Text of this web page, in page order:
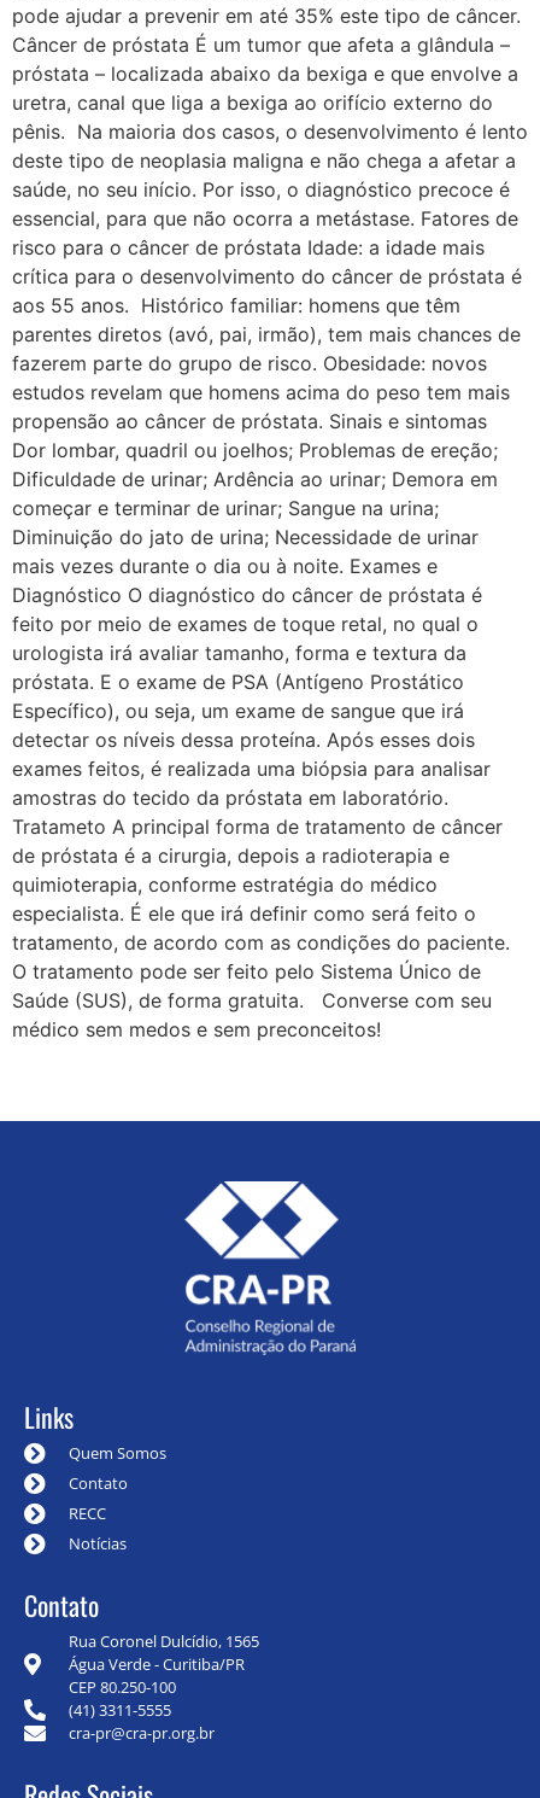
pode ajudar a prevenir em até 35% este tipo de câncer.
Câncer de próstata É um tumor que afeta a glândula –
próstata – localizada abaixo da bexiga e que envolve a
uretra, canal que liga a bexiga ao orifício externo do
pênis. Na maioria dos casos, o desenvolvimento é lento
deste tipo de neoplasia maligna e não chega a afetar a
saúde, no seu início. Por isso, o diagnóstico precoce é
essencial, para que não ocorra a metástase. Fatores de
risco para o câncer de próstata Idade: a idade mais
crítica para o desenvolvimento do câncer de próstata é
aos 55 anos. Histórico familiar: homens que têm
parentes diretos (avó, pai, irmão), tem mais chances de
fazerem parte do grupo de risco. Obesidade: novos
estudos revelam que homens acima do peso tem mais
propensão ao câncer de próstata. Sinais e sintomas
Dor lombar, quadril ou joelhos; Problemas de ereção;
Dificuldade de urinar; Ardência ao urinar; Demora em
começar e terminar de urinar; Sangue na urina;
Diminuição do jato de urina; Necessidade de urinar
mais vezes durante o dia ou à noite. Exames e
Diagnóstico O diagnóstico do câncer de próstata é
feito por meio de exames de toque retal, no qual o
urologista irá avaliar tamanho, forma e textura da
próstata. E o exame de PSA (Antígeno Prostático
Específico), ou seja, um exame de sangue que irá
detectar os níveis dessa proteína. Após esses dois
exames feitos, é realizada uma biópsia para analisar
amostras do tecido da próstata em laboratório.
Tratameto A principal forma de tratamento de câncer
de próstata é a cirurgia, depois a radioterapia e
quimioterapia, conforme estratégia do médico
especialista. É ele que irá definir como será feito o
tratamento, de acordo com as condições do paciente.
O tratamento pode ser feito pelo Sistema Único de
Saúde (SUS), de forma gratuita. Converse com seu
médico sem medos e sem preconceitos!
Links
Quem Somos
Contato
RECC
Notícias
Contato
Rua Coronel Dulcídio, 1565
Água Verde - Curitiba/PR
CEP 80.250-100
(41) 3311-5555
cra-pr@cra-pr.org.br